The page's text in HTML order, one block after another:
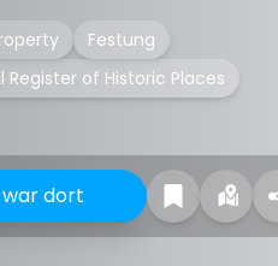
Festung
Register of Historic Places
dort